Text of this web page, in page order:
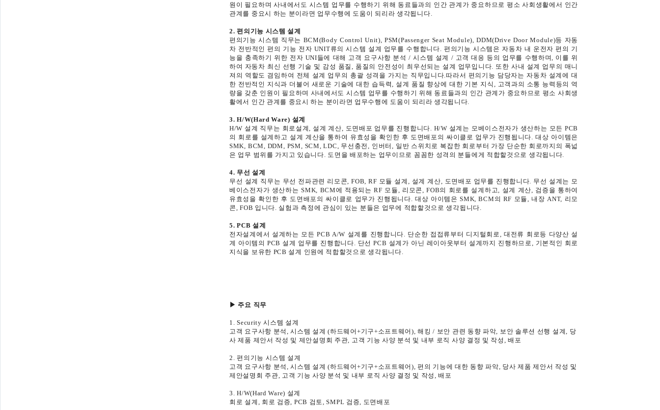
원이 필요하며 사내에서도 시스템 업무를 수행하기 위해 동료들과의 인간 관계가 중요하므로 평소 사회생활에서 인간
관계를 중요시 하는 분이라면 업무수행에 도움이 되리라 생각됩니다.
2. 편의기능 시스템 설계
편의기능 시스템 직무는 BCM(Body Control Unit), PSM(Passenger Seat Module), DDM(Drive Door Module)등 자동
차 전반적인 편의 기능 전자 UNIT류의 시스템 설계 업무를 수행합니다. 편의기능 시스템은 자동차 내 운전자 편의 기
능을 충족하기 위한 전자 UNI들에 대해 고객 요구사항 분석 / 시스템 설계 / 고객 대응 등의 업무를 수행하며, 이를 위
하여 자동차 최신 선행 기술 및 감성 품질, 품질의 안전성이 최우선되는 설계 업무입니다. 또한 사내 설계 업무의 매니
져의 역할도 겸임하여 전체 설계 업무의 총괄 성격을 가지는 직무입니다.따라서 편의기능 담당자는 자동차 설계에 대
한 전반적인 지식과 더불어 새로운 기술에 대한 습득력, 설계 품질 향상에 대한 기본 지식, 고객과의 소통 능력등의 역
량을 갖춘 인원이 필요하며 사내에서도 시스템 업무를 수행하기 위해 동료들과의 인간 관계가 중요하므로 평소 사회생
활에서 인간 관계를 중요시 하는 분이라면 업무수행에 도움이 되리라 생각됩니다.
3. H/W(Hard Ware) 설계
H/W 설계 직무는 회로설계, 설계 계산, 도면배포 업무를 진행합니다. H/W 설계는 모베이스전자가 생산하는 모든 PCB
의 회로를 설계하고 설계 계산을 통하여 유효성을 확인한 후 도면배포의 싸이클로 업무가 진행됩니다. 대상 아이템은
SMK, BCM, DDM, PSM, SCM, LDC, 무선충전, 인버터, 일반 스위치로 복잡한 회로부터 가장 단순한 회로까지의 폭넓
은 업무 범위를 가지고 있습니다. 도면을 배포하는 업무이므로 꼼꼼한 성격의 분들에게 적합할것으로 생각됩니다.
4. 무선 설계
무선 설계 직무는 무선 전파관련 리모콘, FOB, RF 모듈 설계, 설계 계산, 도면배포 업무를 진행합니다. 무선 설계는 모
베이스전자가 생산하는 SMK, BCM에 적용되는 RF 모듈, 리모콘, FOB의 회로를 설계하고, 설계 계산, 검증을 통하여
유효성을 확인한 후 도면배포의 싸이클로 업무가 진행됩니다. 대상 아이템은 SMK, BCM의 RF 모듈, 내장 ANT, 리모
콘, FOB 입니다. 실험과 측정에 관심이 있는 분들은 업무에 적합할것으로 생각됩니다.
5. PCB 설계
전자설계에서 설계하는 모든 PCB A/W 설계를 진행합니다. 단순한 접접류부터 디지털회로, 대전류 회로등 다양산 설
계 아이템의 PCB 설계 업무를 진행합니다. 단선 PCB 설계가 아닌 레이아웃부터 설계까지 진행하므로, 기본적인 회로
지식을 보유한 PCB 설계 인원에 적합할것으로 생각됩니다.
▶ 주요 직무
1.Security 시스템 설계
고객 요구사항 분석,시스템 설계 (하드웨어+기구+소프트웨어),해킹 / 보안 관련 동향 파악, 보안 솔루션 선행 설계, 당
사 제품 제안서 작성 및 제안설명회 주관, 고객 기능 사양 분석 및 내부 로직 사양 결정 및 작성, 배포
2. 편의기능 시스템 설계
고객 요구사항 분석,시스템 설계 (하드웨어+기구+소프트웨어), 편의 기능에 대한 동향 파악, 당사 제품 제안서 작성 및
제안설명회 주관, 고객 기능 사양 분석 및 내부 로직 사양 결정 및 작성, 배포
3.H/W(Hard Ware) 설계
회로 설계, 회로 검증, PCB 검토,SMPL 검증, 도면배포